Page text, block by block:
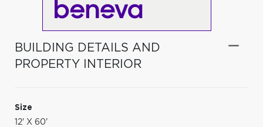
BUILDING DETAILS AND
PROPERTY INTERIOR
Size
12' X 60'